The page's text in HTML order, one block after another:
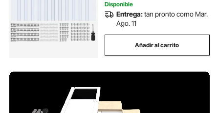
Disponible
Entrega:tan pronto como Mar.
Ago. 11
Añadir al carrito